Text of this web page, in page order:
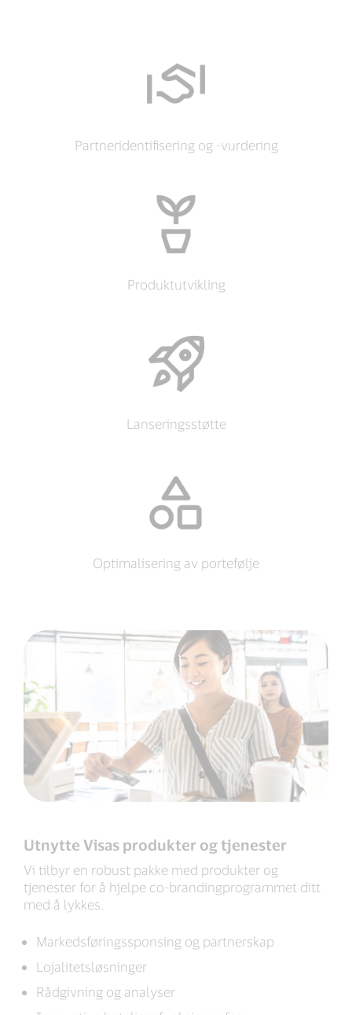
Partneridentifisering og -vurdering
Produktutvikling
Lanseringsstøtte
Optimalisering av portefølje
Utnytte Visas produkter og tjenester
Vi tilbyr en robust pakke med produkter og
tjenester for å hjelpe co-brandingprogrammet ditt
med å lykkes.
Markedsføringssponsing og partnerskap
Lojalitetsløsninger
Rådgivning og analyser